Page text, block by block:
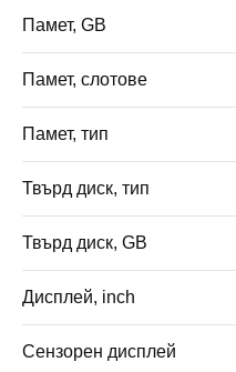
Памет, GB
Памет, слотове
Памет, тип
Твърд диск, тип
Твърд диск, GB
Дисплей, inch
Сензорен дисплей